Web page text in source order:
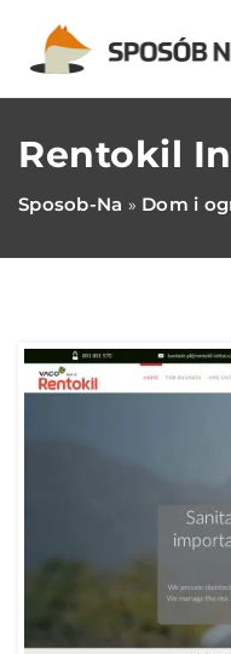
Rentokil
Sposob-Na » Dom i